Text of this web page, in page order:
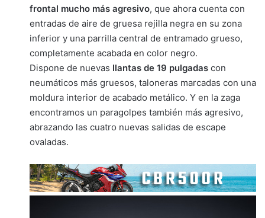
frontal mucho más agresivo, que ahora cuenta con
entradas de aire de gruesa rejilla negra en su zona
inferior y una parrilla central de entramado grueso,
completamente acabada en color negro.
Dispone de nuevas llantas de 19 pulgadas con
neumáticos más gruesos, taloneras marcadas con una
moldura interior de acabado metálico. Y en la zaga
encontramos un paragolpes también más agresivo,
abrazando las cuatro nuevas salidas de escape
ovaladas.